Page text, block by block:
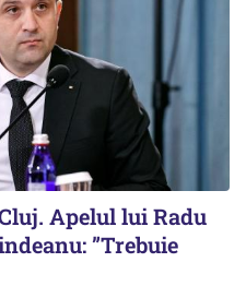
Apelul lui Radu
”Trebuie